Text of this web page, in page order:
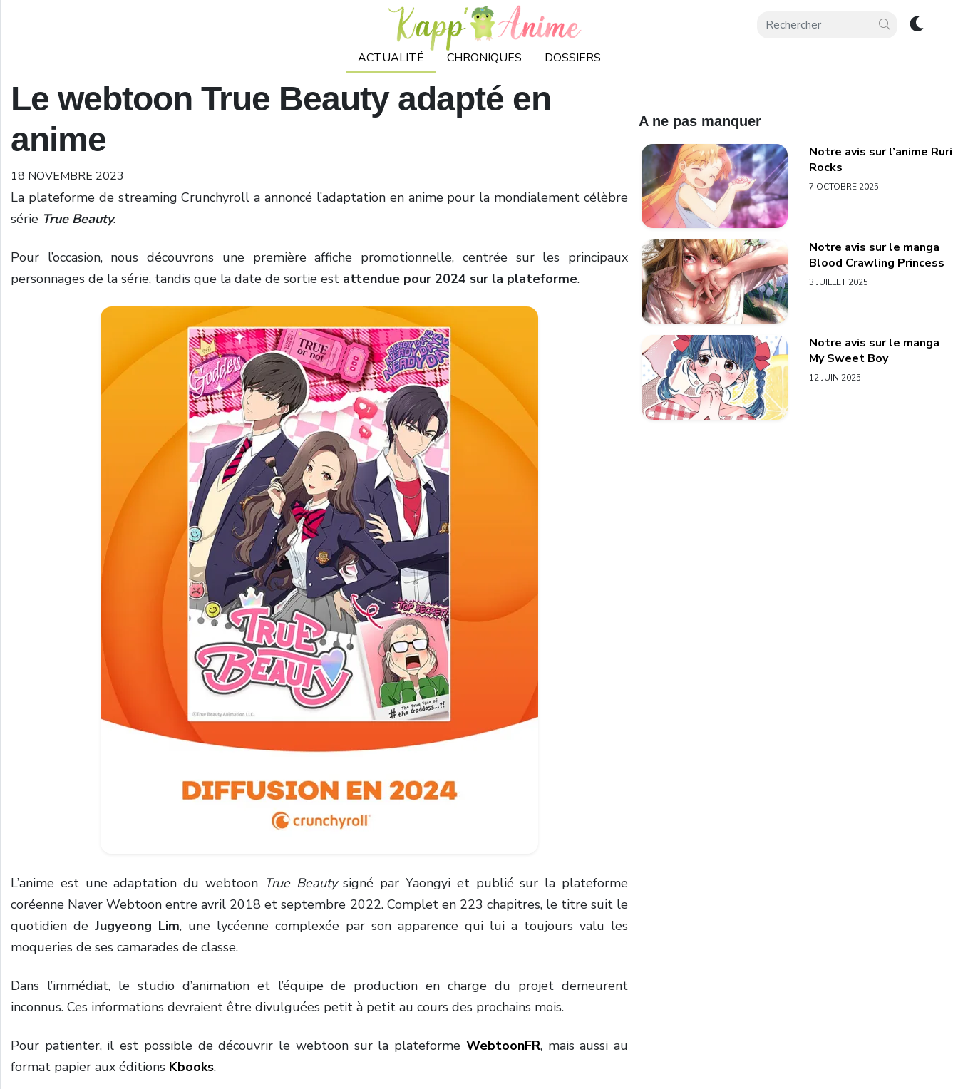
ACTUALITÉ CHRONIQUES DOSSIERS
Le webtoon True Beauty adapté en
anime
18 NOVEMBRE 2023
La plateforme de streaming Crunchyroll a annoncé l’adaptation en anime pour la mondialement célèbre
série True Beauty.
Pour l’occasion, nous découvrons une première affiche promotionnelle, centrée sur les principaux
personnages de la série, tandis que la date de sortie est attendue pour 2024 sur la plateforme.
L’anime est une adaptation du webtoon True Beautysigné par Yaongyi et publié sur la plateforme
coréenne Naver Webtoon entre avril 2018 et septembre 2022. Complet en 223 chapitres, le titre suit le
quotidien de Jugyeong Lim, une lycéenne complexée par son apparence qui lui a toujours valu les
moqueries de ses camarades de classe.
Dans l’immédiat, le studio d’animation et l’équipe de production en charge du projet demeurent
inconnus. Ces informations devraient être divulguées petit à petit au cours des prochains mois.
Pour patienter, il est possible de découvrir le webtoon sur la plateforme WebtoonFR, mais aussi au
format papier aux éditions Kbooks.
A ne pas manquer
Notre avis sur l’anime Ruri
Rocks
7 OCTOBRE 2025
Notre avis sur le manga
Blood Crawling Princess
3 JUILLET 2025
Notre avis sur le manga
My Sweet Boy
12 JUIN 2025